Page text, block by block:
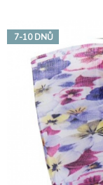
7-10 DNŮ